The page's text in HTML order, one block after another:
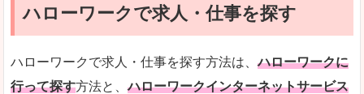
ハローワークで求人・仕事を探す
ハローワークで求人・仕事を探す方法は、ハローワークに
行って探す方法と、ハローワークインターネットサービス